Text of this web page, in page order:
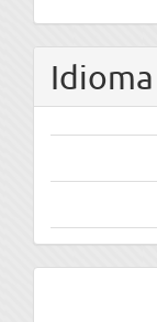
Idioma